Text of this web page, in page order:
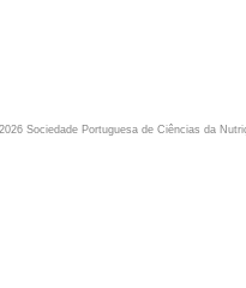
Sociedade Portuguesa de Ciências da